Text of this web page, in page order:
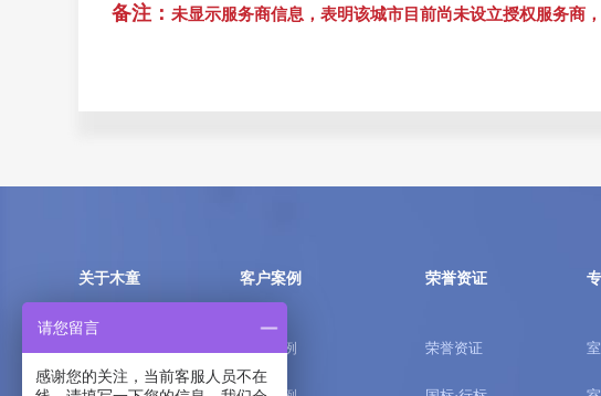
备注： 未显示服务商信息，表明该城市目前尚未设立授权服务商
关于木童 客户案例
家庭案例
荣誉资证
荣誉资证
请您留言
感谢您的关注，当前客服人员不在